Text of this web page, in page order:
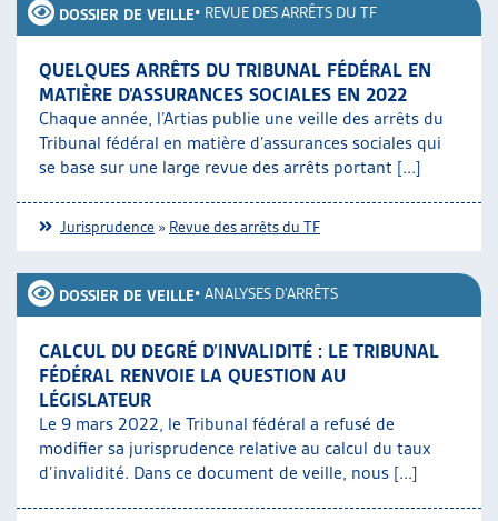
DOSSIER DE VEILLE• REVUE DES ARRÊTS DU TF
QUELQUES ARRÊTS DU TRIBUNAL FÉDÉRAL EN
MATIÈRE D’ASSURANCES SOCIALES EN 2022
Chaque année, l’Artias publie une veille des arrêts du
Tribunal fédéral en matière d’assurances sociales qui
se base sur une large revue des arrêts portant [...]
Jurisprudence » Revue des arrêts du TF
DOSSIER DE VEILLE• ANALYSES D'ARRÊTS
CALCUL DU DEGRÉ D’INVALIDITÉ : LE TRIBUNAL
FÉDÉRAL RENVOIE LA QUESTION AU
LÉGISLATEUR
Le 9 mars 2022, le Tribunal fédéral a refusé de
modifier sa jurisprudence relative au calcul du taux
d’invalidité. Dans ce document de veille, nous [...]